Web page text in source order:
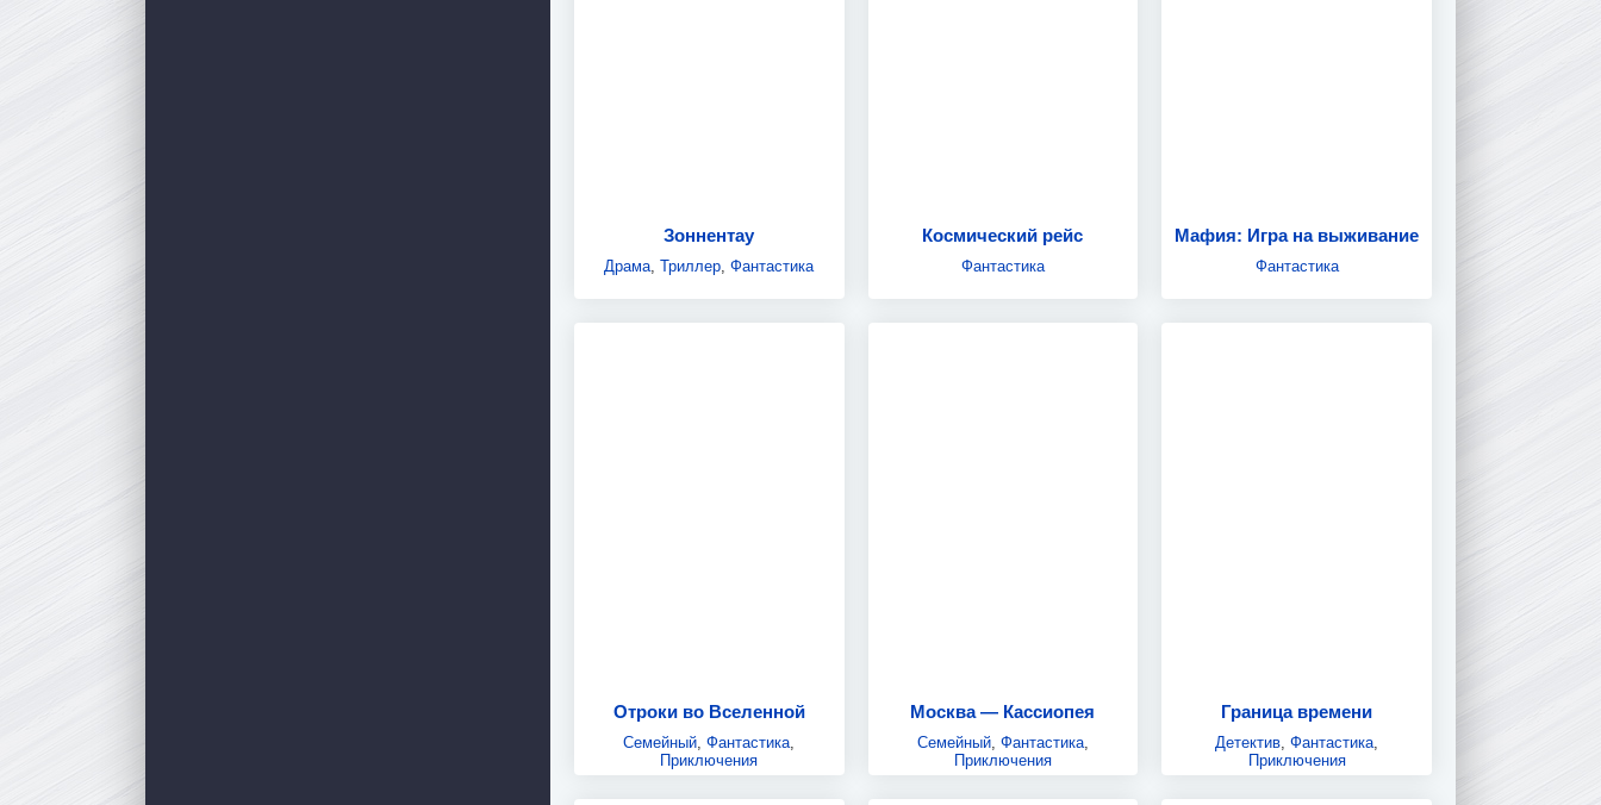
Зоннентау
Драма,Триллер,Фантастика
Космический рейс
Фантастика
Мафия: Игра на выживание
Фантастика
Отроки во Вселенной
Семейный ,Фантастика
Приключения
Москва — Кассиопея
Семейный, Фантастика,
Приключения
Граница времени
Детектив ,Фантастика
Приключения